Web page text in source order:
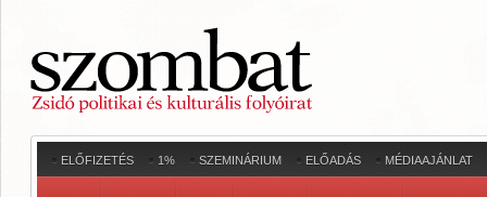
ELŐFIZETÉS 1% SZEMINÁRIUM ELŐADÁS MÉDIAAJÁNLAT